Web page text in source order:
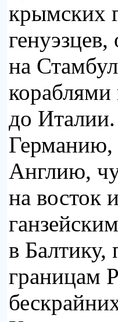
крымских
на
до
Англию,
на восток
в Балтику,
границам